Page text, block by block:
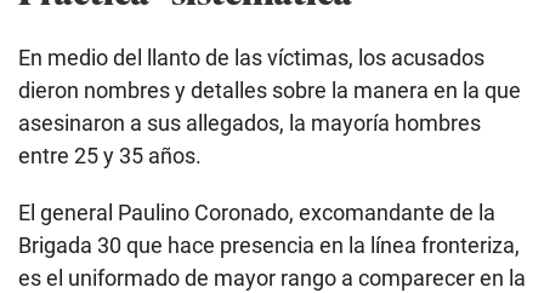
En medio del llanto de las víctimas, los acusados
dieron nombres y detalles sobre la manera en la que
asesinaron a sus allegados, la mayoría hombres
entre 25 y 35 años.
El general Paulino Coronado, excomandante de la
Brigada 30 que hace presencia en la línea fronteriza,
es el uniformado de mayor rango a comparecer en la